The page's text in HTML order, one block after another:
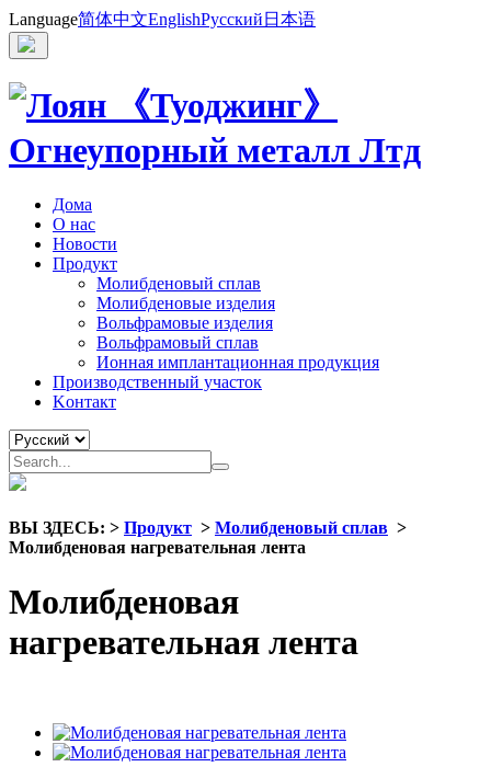
Language简体中文EnglishРусский 日本语
Дома
О нас
Новости
Продукт
Молибденовый сплав
Молибденовые изделия
Вольфрамовые изделия
Вольфрамовый сплав
Ионная имплантационная продукция
Производственный участок
Kонтакт
ВЫ ЗДЕСЬ: > Продукт > Молибденовый сплав >
Молибденовая нагревательная лента
Молибденовая
нагревательная лента